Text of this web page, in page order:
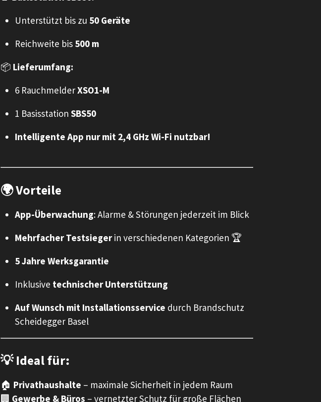
Unterstützt bis zu 50 Geräte
Reichweite bis 500 m
📦 Lieferumfang:
6 RauchmelderXSO1-M
1 Basisstation SBS50
Intelligente App nur mit 2,4 GHz Wi-Fi nutzbar!
🌍Vorteile
App-Überwachung: Alarme & Störungen jederzeit im Blick
Mehrfacher Testsiegerin verschiedenen Kategorien 🏆
5 Jahre Werksgarantie
Inklusive technischer Unterstützung
Auf Wunsch mit Installationsservice durch Brandschutz
Scheidegger Basel
💡 Ideal für:
🏠 Privathaushalte – maximale Sicherheit in jedem Raum
🏢 Gewerbe & Büros – vernetzter Schutz für große Flächen